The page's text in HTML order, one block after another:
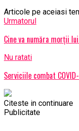
Articole pe aceiasi
Urmatorul
Cine va număra morții
Nu ratati
Serviciile combat
Citeste in continuare
Publicitate